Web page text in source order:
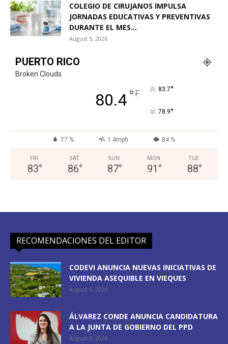
COLEGIO DE CIRUJANOS IMPULSA
JORNADAS EDUCATIVAS Y PREVENTIVAS
DURANTE EL MES...
August 5, 2026
PUERTO RICO
Broken Clouds
80.4° F 83.7°
78.9°
77 % 1.4mph 84 %
FRI
83°
SAT
86°
SUN
87°
MON
91 °
TUE
88°
RECOMENDACIONES DEL EDITOR
CODEVI ANUNCIA NUEVAS INICIATIVAS DE
VIVIENDA ASEQUIBLE EN VIEQUES
August 6, 2026
ÁLVAREZ CONDE ANUNCIA CANDIDATURA
A LA JUNTA DE GOBIERNO DEL PPD
August 5, 2026